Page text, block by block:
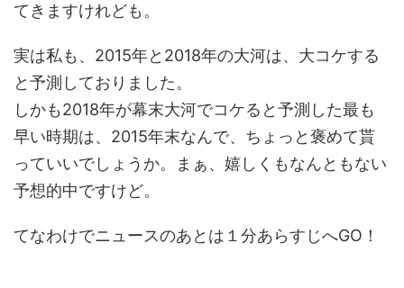
てきますけれども。
実は私も、2015年と2018年の大河は、大コケする
と予測しておりました。
しかも2018年が幕末大河でコケると予測した最も
早い時期は、2015年末なんで、ちょっと褒めて貰
っていいでしょうか。まぁ、嬉しくもなんともない
予想的中ですけど。
てなわけでニュースのあとは１分あらすじへGO！